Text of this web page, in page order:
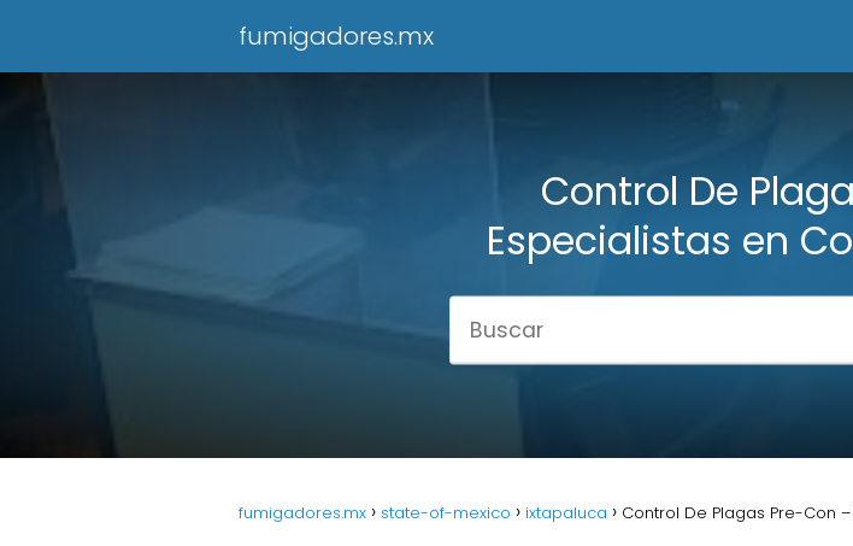
fumigadores.mx
Control De
Especialistas en
fumigadores.mx state-of-mexico ixtapaluca Control De Plagas Pre-Con